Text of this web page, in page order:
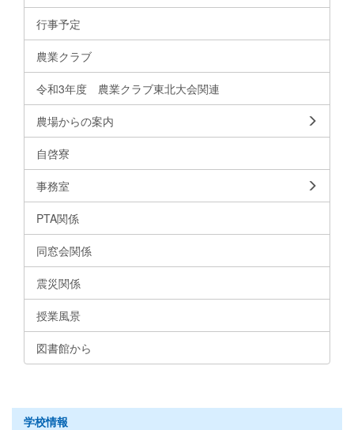
行事予定
農業クラブ
令和3年度 農業クラブ東北大会関連
農場からの案内
自啓寮
事務室
PTA関係
同窓会関係
震災関係
授業風景
図書館から
学校情報